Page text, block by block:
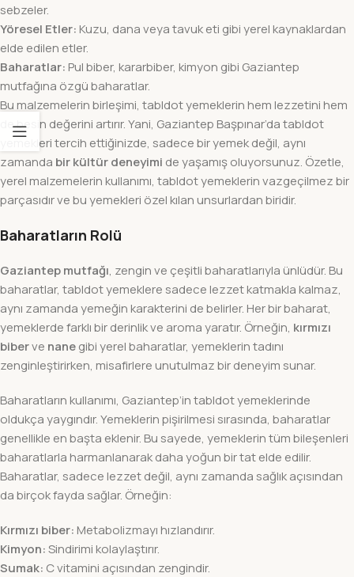
sebzeler.
Yöresel Etler: Kuzu, dana veya tavuk eti gibi yerel kaynaklardan
elde edilen etler.
Baharatlar: Pul biber, kararbiber, kimyon gibi Gaziantep
mutfağına özgü baharatlar.
Bu malzemelerin birleşimi, tabldot yemeklerin hem lezzetini hem
de besin değerini artırır. Yani, Gaziantep Başpınar’da tabldot
yemekleri tercih ettiğinizde, sadece bir yemek değil, aynı
zamanda bir kültür deneyimi de yaşamış oluyorsunuz. Özetle,
yerel malzemelerin kullanımı, tabldot yemeklerin vazgeçilmez bir
parçasıdır ve bu yemekleri özel kılan unsurlardan biridir.
Baharatların Rolü
Gaziantep mutfağı, zengin ve çeşitli baharatlarıyla ünlüdür. Bu
baharatlar, tabldot yemeklere sadece lezzet katmakla kalmaz,
aynı zamanda yemeğin karakterini de belirler. Her bir baharat,
yemeklerde farklı bir derinlik ve aroma yaratır. Örneğin, kırmızı
biberve nanegibi yerel baharatlar, yemeklerin tadını
zenginleştirirken, misafirlere unutulmaz bir deneyim sunar.
Baharatların kullanımı, Gaziantep’in tabldot yemeklerinde
oldukça yaygındır. Yemeklerin pişirilmesi sırasında, baharatlar
genellikle en başta eklenir. Bu sayede, yemeklerin tüm bileşenleri
baharatlarla harmanlanarak daha yoğun bir tat elde edilir.
Baharatlar, sadece lezzet değil, aynı zamanda sağlık açısından
da birçok fayda sağlar. Örneğin:
Kırmızı biber: Metabolizmayı hızlandırır.
Kimyon:Sindirimi kolaylaştırır.
Sumak: C vitamini açısından zengindir.